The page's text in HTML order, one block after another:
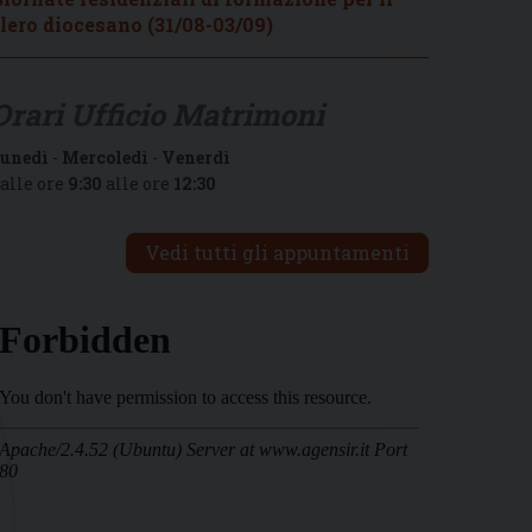
diocesano (31/08-03/09)
- Mercoledì - Venerdì
ore 9:30 alle ore 12:30
Vedi tutti gli appuntamenti